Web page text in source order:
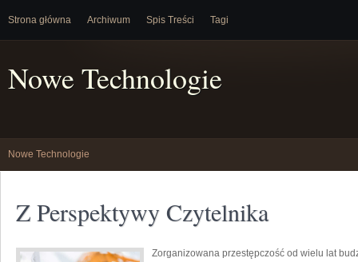
Strona główna Archiwum Spis Treści Tagi
Nowe Technologie
Nowe Technologie
Z Perspektywy Czytelnika
Zorganizowana przestępczość od wielu lat